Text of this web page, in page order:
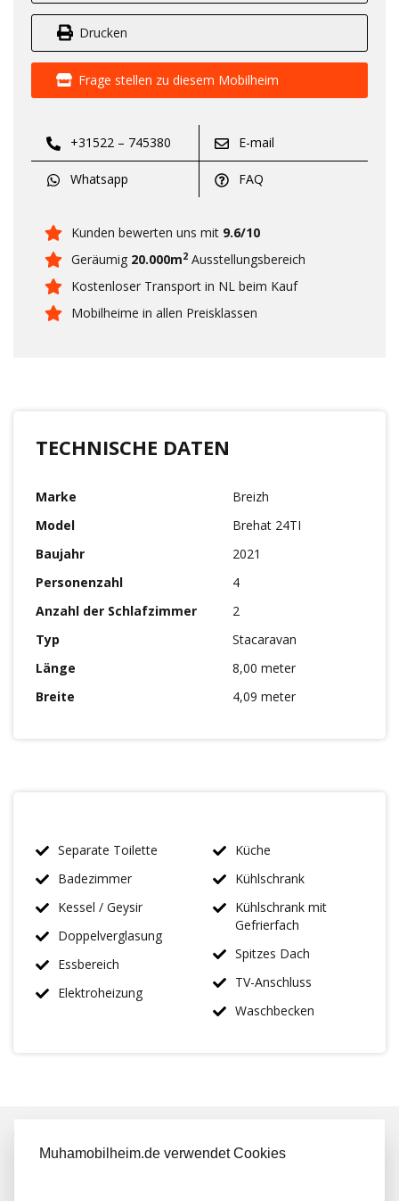
Drucken
Frage stellen zu diesem Mobilheim
+31522 – 745380 E-mail
Whatsapp FAQ
Kunden bewerten uns mit 9.6/10
Geräumig 20.000m2 Ausstellungsbereich
Kostenloser Transport in NL beim Kauf
Mobilheime in allen Preisklassen
TECHNISCHE DATEN
Marke
Breizh
Model
Brehat 24TI
Baujahr
2021
Personenzahl
4
Anzahl der Schlafzimmer
2
Typ
Stacaravan
Länge
8,00 meter
Breite
4,09 meter
Separate Toilette
Badezimmer
Kessel / Geysir
Doppelverglasung
Essbereich
Elektroheizung
Küche
Kühlschrank
Kühlschrank mit
Gefrierfach
Spitzes Dach
TV-Anschluss
Waschbecken
Muhamobilheim.de verwendet Cookies